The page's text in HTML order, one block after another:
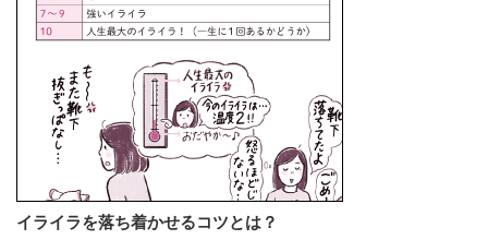
イライラを落ち着かせるコツとは？